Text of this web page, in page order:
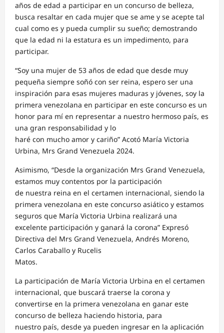
años de edad a participar en un concurso de belleza,
busca resaltar en cada mujer que se ame y se acepte tal
cual como es y pueda cumplir su sueño; demostrando
que la edad ni la estatura es un impedimento, para
participar.
“Soy una mujer de 53 años de edad que desde muy
pequeña siempre soñó con ser reina, espero ser una
inspiración para esas mujeres maduras y jóvenes, soy la
primera venezolana en participar en este concurso es un
honor para mí en representar a nuestro hermoso país, es
una gran responsabilidad y lo
haré con mucho amor y cariño” Acotó María Victoria
Urbina, Mrs Grand Venezuela 2024.
Asimismo, “Desde la organización Mrs Grand Venezuela,
estamos muy contentos por la participación
de nuestra reina en el certamen internacional, siendo la
primera venezolana en este concurso asiático y estamos
seguros que María Victoria Urbina realizará una
excelente participación y ganará la corona” Expresó
Directiva del Mrs Grand Venezuela, Andrés Moreno,
Carlos Caraballo y Rucelis
Matos.
La participación de María Victoria Urbina en el certamen
internacional, que buscará traerse la corona y
convertirse en la primera venezolana en ganar este
concurso de belleza haciendo historia, para
nuestro país, desde ya pueden ingresar en la aplicación